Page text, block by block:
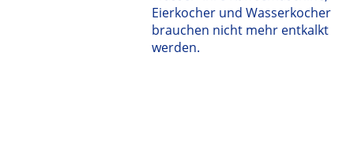
Eierkocher und Wasserkocher
brauchen nicht mehr entkalkt
werden.